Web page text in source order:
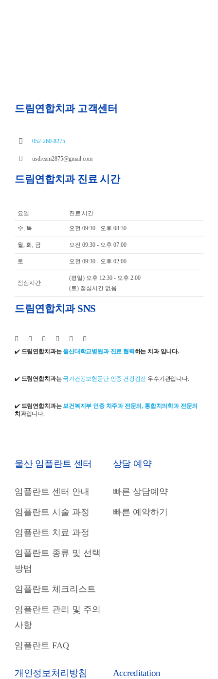
드림연합치과 고객센터
052-260-8275
usdream2875@gmail.com
드림연합치과 진료 시간
요일 진료 시간
수, 목 오전 09:30 - 오후 08:30
월, 화, 금 오전 09:30 - 오후 07:00
토 오전 09:30 - 오후 02:00
점심시간
(평일) 오후 12:30 - 오후 2:00
(토) 점심시간 없음
드림연합치과 SNS
✔️ 드림연합치과는 울산대학교병원과 진료 협력하는 치과 입니다.
✔️ 드림연합치과는 국가건강보험공단 인증 건강검진 우수기관입니다.
✔️ 드림연합치과는보건복지부 인증 치주과 전문의, 통합치의학과 전문의
치과입니다.
울산 임플란트 센터
임플란트 센터 안내
임플란트 시술 과정
임플란트 치료 과정
임플란트 종류 및 선택
방법
임플란트 체크리스트
임플란트 관리 및 주의
사항
임플란트 FAQ
상담 예약
빠른 상담예약
빠른 예약하기
개인정보처리방침 Accreditation